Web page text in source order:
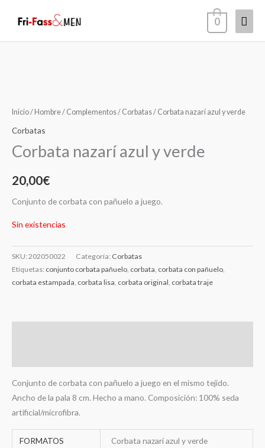
0
Inicio/ Hombre/ Complementos/ Corbatas/ Corbata nazarí azul y verde
Corbatas
Corbata nazarí azul y verde
20,00€
Conjunto de corbata con pañuelo a juego.
Sin existencias
SKU: 202050022 Categoría: Corbatas
Etiquetas: conjunto corbata pañuelo corbata corbata con pañuelo
corbata estampada corbata lisa corbata original corbata traje
Conjunto de corbata con pañuelo a juego en el mismo tejido.
Ancho de la pala 8 cm. Hecho a mano. Composición: 100% seda
artificial/microfibra.
FORMATOS Corbata nazarí azul y verde